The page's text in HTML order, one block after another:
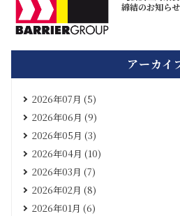
締結のお知らせ
アーカイ
2026年07月 (5)
2026年06月 (9)
2026年05月 (3)
2026年04月 (10)
2026年03月 (7)
2026年02月 (8)
2026年01月 (6)